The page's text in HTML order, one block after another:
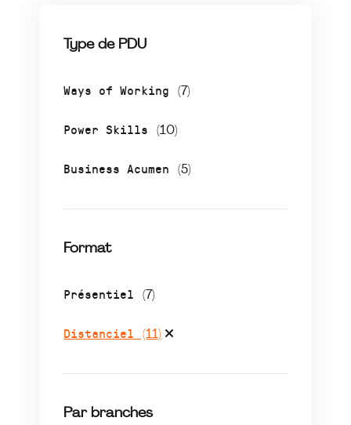
Type de PDU
Ways of Working (7)
Power Skills (10)
Business Acumen (5)
Format
Présentiel (7)
Distanciel (11)
Par branches